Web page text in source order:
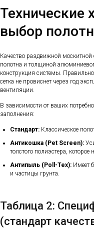
Технические
выбор
Качество раздвижной москитной
полотна и толщиной
конструкция системы.
сетка не провиснет через год
вентиляции.
В зависимости от ваших
заполнения:
Стандарт: Классическое
Антикошка (Pet Screen):
толстого полиэстера, которое
Антипыль (Poll-Tex): Имеет
и частицы грунта.
Таблица 2:
(стандарт